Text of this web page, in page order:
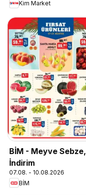
Kim Market
BİM - Meyve Sebze,
İndirim
07.08. - 10.08.2026
BİM